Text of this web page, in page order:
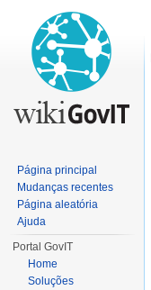
Página principal
Mudanças recentes
Página aleatória
Ajuda
Portal GovIT
Home
Soluções